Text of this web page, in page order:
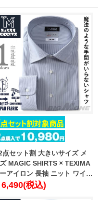
点セット割 大きいサイズ メ
MAGIC SHIRTS × TEXIMA
アイロン 長袖 ニット ワイシ
セミワイド 吸水速乾 ストレ
6,490(税込)